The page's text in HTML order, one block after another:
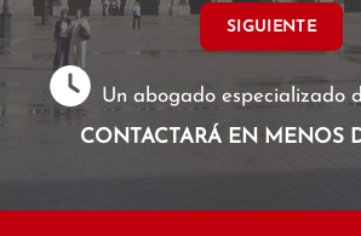
SIGUIENTE
Un abogado especializado
CONTACTARÁ EN MENOS